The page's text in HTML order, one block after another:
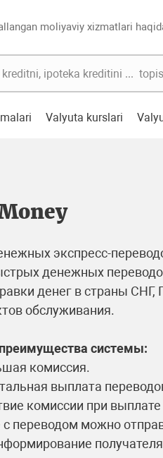
moliyaviy xizmatlari
Valyuta kurslari
экспресс-
денежных
денег в страны
обслуживания.
системы:
комиссия.
выплата
комиссии при
с переводом можно